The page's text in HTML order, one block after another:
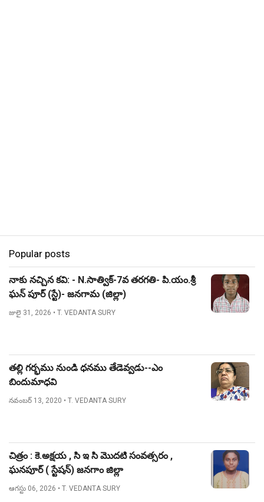
Popular posts
నాకు నచ్చిన కవి: - N.సాత్విక్-7వ తరగతి- పి.యం.శ్రీ
ఘన్ పూర్ (స్టే)- జనగామ (జిల్లా)
జులై 31, 2026 • T. VEDANTA SURY
తల్లి గర్భము నుండి ధనము తేడెవ్వడు--ఎం
బిందుమాధవి
నవంబర్ 13, 2020 • T. VEDANTA SURY
చిత్రం : కె.అక్షయ , సి ఇ సి మొదటి సంవత్సరం ,
ఘనపూర్ ( స్టేషన్) జనగాం జిల్లా
ఆగస్టు 06, 2026 • T. VEDANTA SURY